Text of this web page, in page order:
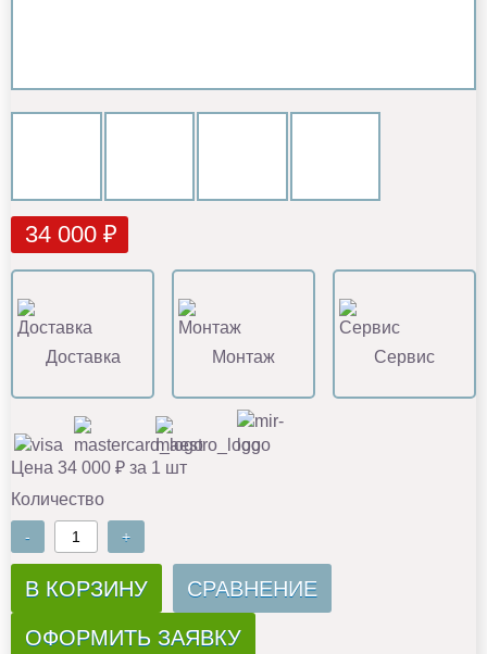
34 000 ₽
Доставка Монтаж Сервис
Цена 34 000 ₽ за 1 шт
Количество
- +
В КОРЗИНУ СРАВНЕНИЕ
ОФОРМИТЬ ЗАЯВКУ